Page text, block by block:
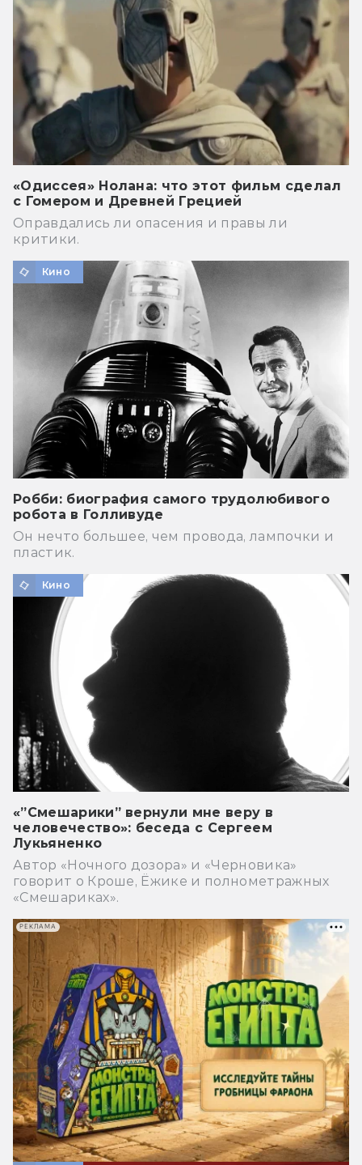
«Одиссея» Нолана: что этот фильм сделал
с Гомером и Древней Грецией
Оправдались ли опасения и правы ли
критики.
Кино
Робби: биография самого трудолюбивого
робота в Голливуде
Он нечто большее, чем провода, лампочки и
пластик.
Кино
«”Смешарики” вернули мне веру в
человечество»: беседа с Сергеем
Лукьяненко
Автор «Ночного дозора» и «Черновика»
говорит о Кроше, Ёжике и полнометражных
«Смешариках».
РЕКЛАМА